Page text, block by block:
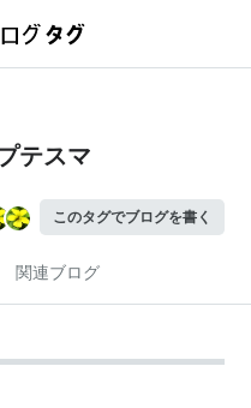
テスマ
このタグでブログを書く
関連ブログ